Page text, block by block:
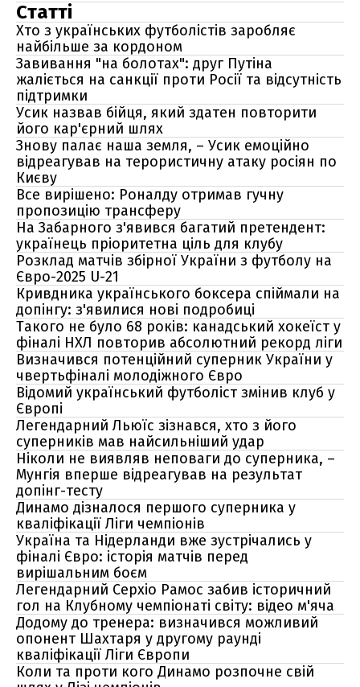
Статті
Хто з українських футболістів заробляє
найбільше за кордоном
Завивання "на болотах": друг Путіна
жаліється на санкції проти Росії та відсутність
підтримки
Усик назвав бійця, який здатен повторити
його кар'єрний шлях
Знову палає наша земля, – Усик емоційно
відреагував на терористичну атаку росіян по
Києву
Все вирішено: Роналду отримав гучну
пропозицію трансферу
На Забарного з'явився багатий претендент:
українець пріоритетна ціль для клубу
Розклад матчів збірної України з футболу на
Євро-2025 U-21
Кривдника українського боксера спіймали на
допінгу: з'явилися нові подробиці
Такого не було 68 років: канадський хокеїст у
фіналі НХЛ повторив абсолютний рекорд ліги
Визначився потенційний суперник України у
чвертьфіналі молодіжного Євро
Відомий український футболіст змінив клуб у
Європі
Легендарний Льюїс зізнався, хто з його
суперників мав найсильніший удар
Ніколи не виявляв неповаги до суперника, –
Мунгія вперше відреагував на результат
допінг-тесту
Динамо дізналося першого суперника у
кваліфікації Ліги чемпіонів
Україна та Нідерланди вже зустрічались у
фіналі Євро: історія матчів перед
вирішальним боєм
Легендарний Серхіо Рамос забив історичний
гол на Клубному чемпіонаті світу: відео м'яча
Додому до тренера: визначився можливий
опонент Шахтаря у другому раунді
кваліфікації Ліги Європи
Коли та проти кого Динамо розпочне свій